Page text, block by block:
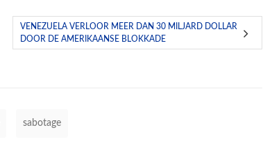
VENEZUELA VERLOOR MEER DAN 30 MILJARD DOLLAR
DOOR DE AMERIKAANSE BLOKKADE
sabotage